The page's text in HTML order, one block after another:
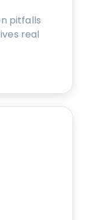
pitfalls
real